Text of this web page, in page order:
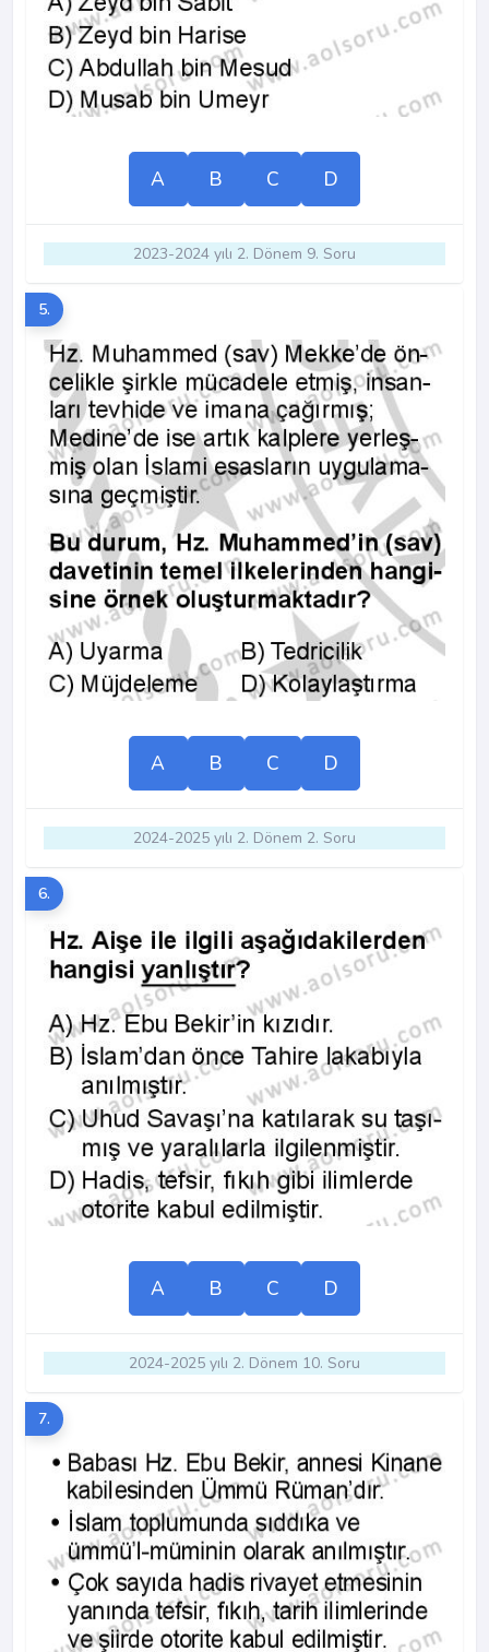
A B C D
2023-2024 yılı 2. Dönem 9. Soru
5.
A B C D
2024-2025 yılı 2. Dönem 2. Soru
6.
A B C D
2024-2025 yılı 2. Dönem 10. Soru
7.